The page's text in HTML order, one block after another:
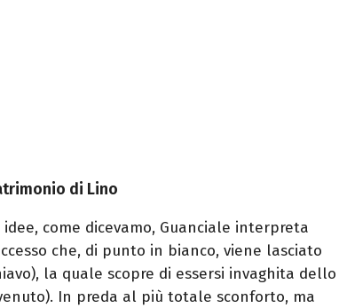
di Lino
come dicevamo, Guanciale interpreta
che, di punto in bianco, viene lasciato
la quale scopre di essersi invaghita dello
In preda al più totale sconforto, ma